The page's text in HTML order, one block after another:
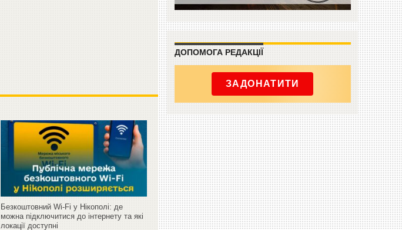
Безкоштовний Wi-Fi у Нікополі: де
можна підключитися до інтернету та які
локації доступні
ДОПОМОГА РЕДАКЦІЇ
ЗАДОНАТИТИ